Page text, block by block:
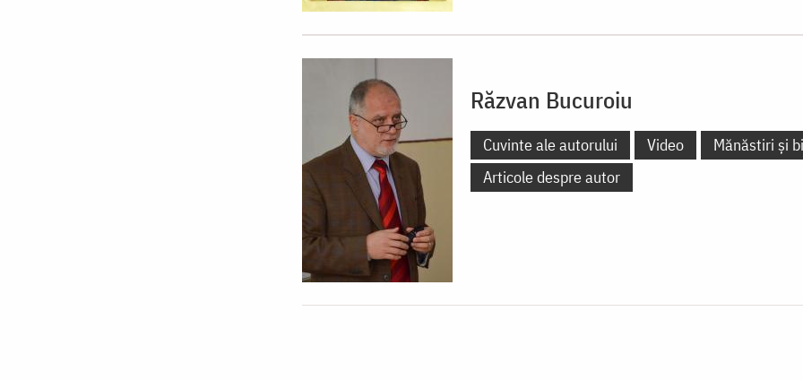
Răzvan Bucuroiu
Cuvinte ale autorului Video
Mănăstiri și
Articole despre autor